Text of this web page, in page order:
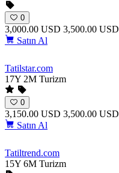
0
3,000.00 USD 3,500.00 USD
Satın Al
Tatilstar.com
17Y 2M Turizm
0
3,150.00 USD 3,500.00 USD
Satın Al
Tatiltrend.com
15Y 6M Turizm